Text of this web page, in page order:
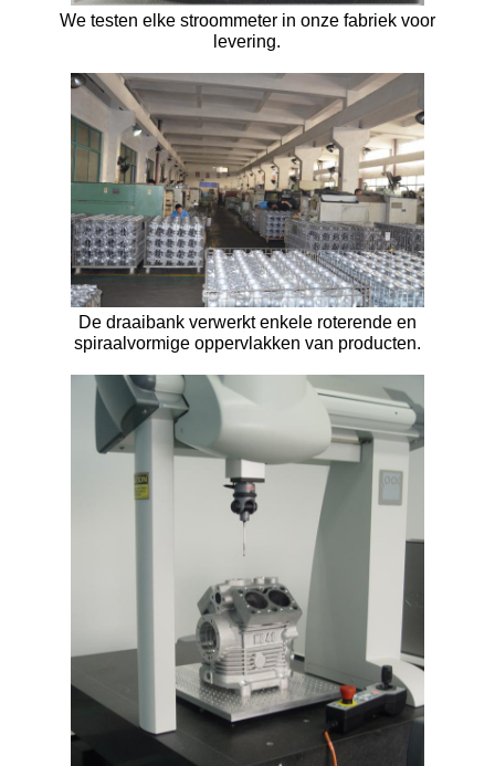
We testen elke stroommeter in onze fabriek voor
levering.
De draaibank verwerkt enkele roterende en
spiraalvormige oppervlakken van producten.